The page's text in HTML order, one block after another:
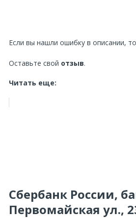
Если вы нашли ошибку в описании,
Оставьте свой отзыв.
Читать еще:
Сбербанк России,
Первомайская ул.,